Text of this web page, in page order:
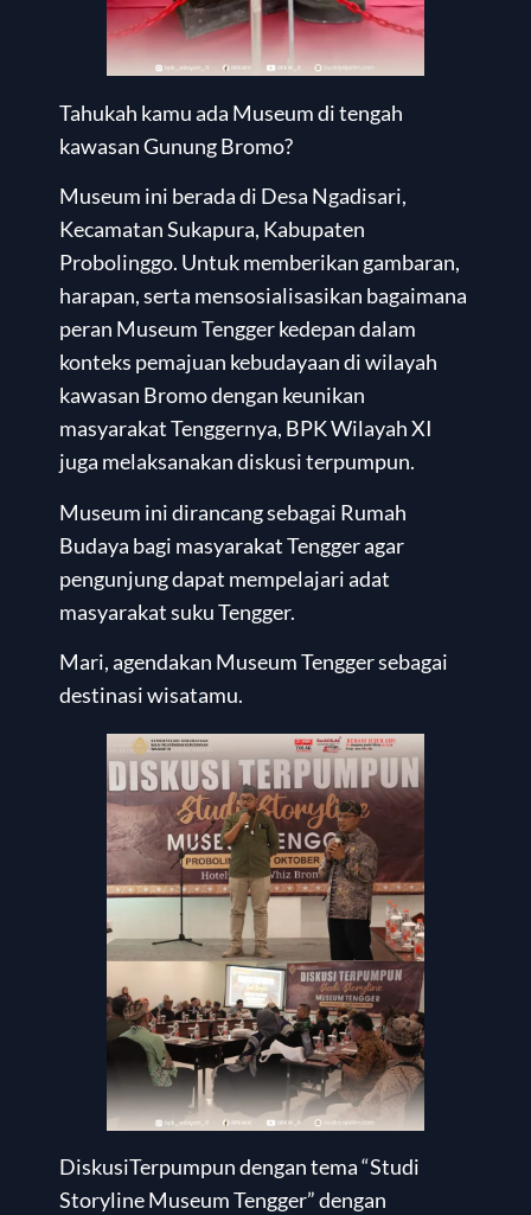
Tahukah kamu ada Museum di tengah
kawasan Gunung Bromo?
Museum ini berada di Desa Ngadisari,
Kecamatan Sukapura, Kabupaten
Probolinggo. Untuk memberikan gambaran,
harapan, serta mensosialisasikan bagaimana
peran Museum Tengger kedepan dalam
konteks pemajuan kebudayaan di wilayah
kawasan Bromo dengan keunikan
masyarakat Tenggernya, BPK Wilayah XI
juga melaksanakan diskusi terpumpun.
Museum ini dirancang sebagai Rumah
Budaya bagi masyarakat Tengger agar
pengunjung dapat mempelajari adat
masyarakat suku Tengger.
Mari, agendakan Museum Tengger sebagai
destinasi wisatamu.
DiskusiTerpumpun dengan tema “Studi
Storyline Museum Tengger” dengan